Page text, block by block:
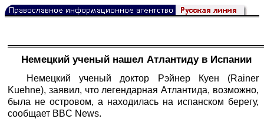
Немецкий ученый нашел Атлантиду в Испании
Немецкий ученый доктор Рэйнер Куен (Rainer
Kuehne), заявил, что легендарная Атлантида, возможно,
была не островом, а находилась на испанском берегу,
сообщает BBC News.